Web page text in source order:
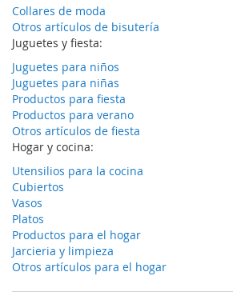
Collares de moda
Otros artículos de bisutería
Juguetes y fiesta:
Juguetes para niños
Juguetes para niñas
Productos para fiesta
Productos para verano
Otros artículos de fiesta
Hogar y cocina:
Utensilios para la cocina
Cubiertos
Vasos
Platos
Productos para el hogar
Jarcieria y limpieza
Otros artículos para el hogar